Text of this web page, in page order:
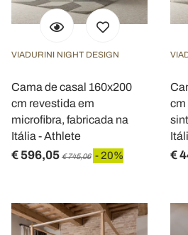
VIADURINI NIGHT DESIGN
Cama de casal 160x200
cm revestida em
microfibra, fabricada na
Itália - Athlete
€ 596,05 € 745,06 - 20%
cm
€